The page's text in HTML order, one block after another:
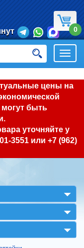
цены на
быть
уточняйте у
3551или +7 (962)
0
▼
▼
▼